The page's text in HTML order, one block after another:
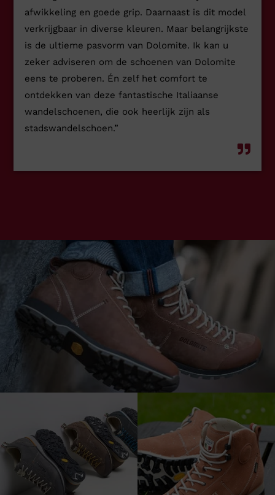
afwikkeling en goede grip. Daarnaast is dit model
verkrijgbaar in diverse kleuren. Maar belangrijkste
is de ultieme pasvorm van Dolomite. Ik kan u
zeker adviseren om de schoenen van Dolomite
eens te proberen. Én zelf het comfort te
ontdekken van deze fantastische Italiaanse
wandelschoenen, die ook heerlijk zijn als
stadswandelschoen.”